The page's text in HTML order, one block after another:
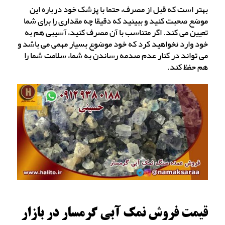
بهتر است که قبل از مصرف، حتما با پزشک خود درباره این
موضع صحبت کنید و ببینید که دقیقا چه مقداری را برای شما
تعیین می کند. اگر متناسب با آن مصرف کنید، آسیبی هم به
خود وارد نخواهید کرد که خود موضوع بسیار مهمی می باشد و
می تواند در کنار عدم صدمه رساندن به شما، سلامت شما را
هم حفظ کند.
قیمت فروش نمک آبی گرمسار در بازار